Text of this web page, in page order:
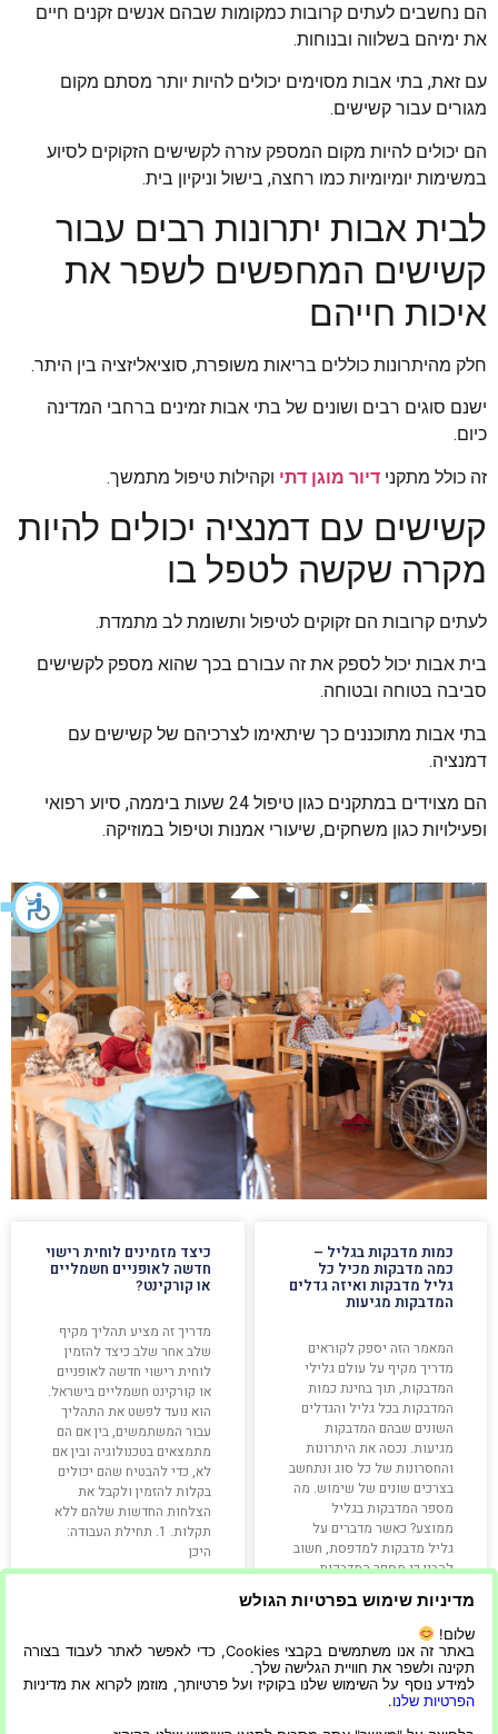
הם נחשבים לעתים קרובות כמקומות שבהם אנשים זקנים חיים
את ימיהם בשלווה ובנוחות.
עם זאת, בתי אבות מסוימים יכולים להיות יותר מסתם מקום
מגורים עבור קשישים.
הם יכולים להיות מקום המספק עזרה לקשישים הזקוקים לסיוע
במשימות יומיומיות כמו רחצה, בישול וניקיון בית.
לבית אבות יתרונות רבים עבור
קשישים המחפשים לשפר את
איכות חייהם
חלק מהיתרונות כוללים בריאות משופרת, סוציאליזציה בין היתר.
ישנם סוגים רבים ושונים של בתי אבות זמינים ברחבי המדינה
כיום.
זה כולל מתקני דיור מוגן דתי וקהילות טיפול מתמשך.
קשישים עם דמנציה יכולים להיות
מקרה שקשה לטפל בו
לעתים קרובות הם זקוקים לטיפול ותשומת לב מתמדת.
בית אבות יכול לספק את זה עבורם בכך שהוא מספק לקשישים
סביבה בטוחה ובטוחה.
בתי אבות מתוכננים כך שיתאימו לצרכיהם של קשישים עם
דמנציה.
הם מצוידים במתקנים כגון טיפול 24 שעות ביממה, סיוע רפואי
ופעילויות כגון משחקים, שיעורי אמנות וטיפול במוזיקה.
כמות מדבקות בגליל –
כמה מדבקות מכיל כל
גליל מדבקות ואיזה גדלים
המדבקות מגיעות
המאמר הזה יספק לקוראים
מדריך מקיף על עולם גלילי
המדבקות, תוך בחינת כמות
המדבקות בכל גליל והגדלים
השונים שבהם המדבקות
מגיעות. נכסה את היתרונות
והחסרונות של כל סוג ונתחשב
בצרכים שונים של שימוש. מה
מספר המדבקות בגליל
ממוצע? כאשר מדברים על
גליל מדבקות למדפסת, חשוב
להבין כי מספר המדבקות
קרא עוד »
23/05/2025
כיצד מזמינים לוחית רישוי
חדשה לאופניים חשמליים
או קורקינט?
מדריך זה מציע תהליך מקיף
שלב אחר שלב כיצד להזמין
לוחית רישוי חדשה לאופניים
או קורקינט חשמליים בישראל.
הוא נועד לפשט את התהליך
עבור המשתמשים, בין אם הם
מתמצאים בטכנולוגיה ובין אם
לא, כדי להבטיח שהם יכולים
בקלות להזמין ולקבל את
הצלחות החדשות שלהם ללא
תקלות. 1. תחילת העבודה:
היכן
קרא עוד »
מדיניות שימוש בפרטיות הגולש
שלום!
באתר זה אנו משתמשים בקבצי Cookies, כדי לאפשר לאתר לעבוד בצורה
תקינה ולשפר את חוויית הגלישה שלך.
למידע נוסף על השימוש שלנו בקוקיז ועל פרטיותך, מוזמן לקרוא את מדיניות
הפרטיות שלנו.